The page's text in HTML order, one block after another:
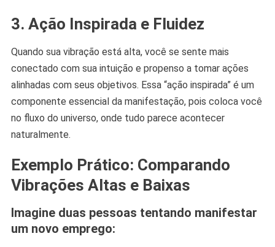
3. Ação Inspirada e Fluidez
Quando sua vibração está alta, você se sente mais
conectado com sua intuição e propenso a tomar ações
alinhadas com seus objetivos. Essa “ação inspirada” é um
componente essencial da manifestação, pois coloca você
no fluxo do universo, onde tudo parece acontecer
naturalmente.
Exemplo Prático: Comparando
Vibrações Altas e Baixas
Imagine duas pessoas tentando manifestar
um novo emprego: